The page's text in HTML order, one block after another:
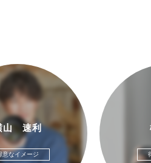
山 速利
意なイメージ